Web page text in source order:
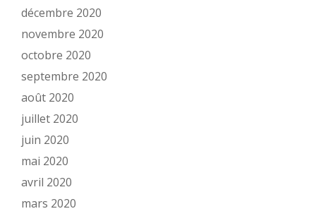
décembre 2020
novembre 2020
octobre 2020
septembre 2020
août 2020
juillet 2020
juin 2020
mai 2020
avril 2020
mars 2020